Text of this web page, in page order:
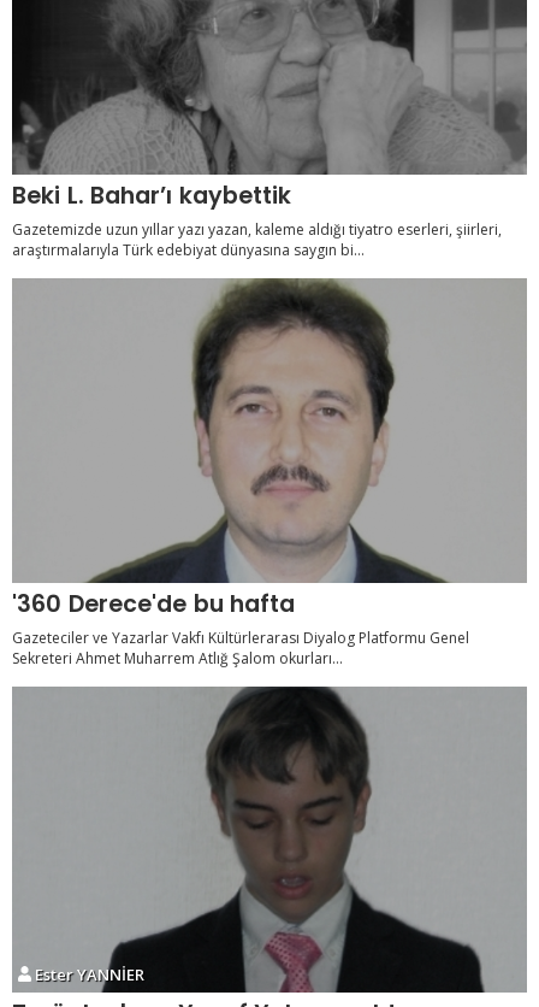
Beki L. Bahar’ı kaybettik
Gazetemizde uzun yıllar yazı yazan, kaleme aldığı tiyatro eserleri, şiirleri,
araştırmalarıyla Türk edebiyat dünyasına saygın bi...
'360 Derece'de bu hafta
Gazeteciler ve Yazarlar Vakfı Kültürlerarası Diyalog Platformu Genel
Sekreteri Ahmet Muharrem Atlığ Şalom okurları...
Ester YANNİER